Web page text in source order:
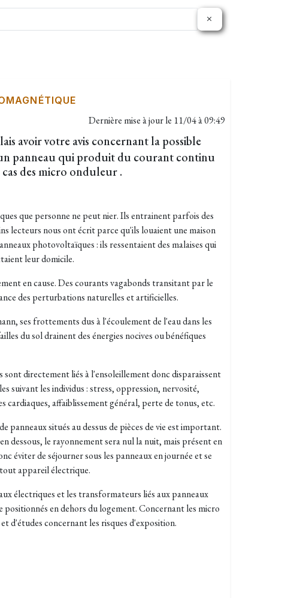
Dernière mise à jour le 11/04 à 09:49
avoir votre avis concernant la possible
panneau qui produit du courant continu
des micro onduleur .
que personne ne peut nier. Ils entrainent parfois des
lecteurs nous ont écrit parce qu'ils louaient une maison
photovoltaïques : ils ressentaient des malaises qui
leur domicile.
en cause.Des courants vagabonds transitant par le
des perturbations naturelles et artificielles.
ses frottements dus à l'écoulement de l'eau dans les
du sol drainent des énergies nocives ou bénéfiques
directement liés à l'ensoleillement donc disparaissent
suivant les individus : stress, oppression, nervosité,
cardiaques, affaiblissement général, perte de tonus, etc.
panneaux situés au dessus de pièces de vie est important.
dessous, le rayonnement sera nul la nuit, mais présent en
éviter de séjourner sous les panneaux en journée et se
appareil électrique.
électriques et les transformateurs liés aux panneaux
en dehors du logement. Concernant les micro
d'études concernant les risques d'exposition.